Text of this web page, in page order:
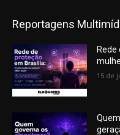
Reportagens
Rede
15 de